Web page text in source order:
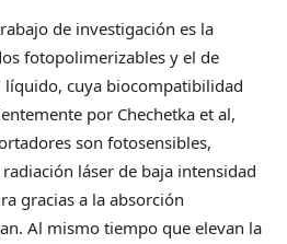
de investigación es la
fotopolimerizables y el de
líquido, cuya biocompatibilidad
por Chechetka et al,
son fotosensibles,
láser de baja intensidad
gracias a la absorción
Al mismo tiempo que elevan la